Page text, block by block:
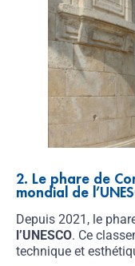
2. Le phare de
mondial de
Depuis 2021, le
l’UNESCO. Ce
technique et